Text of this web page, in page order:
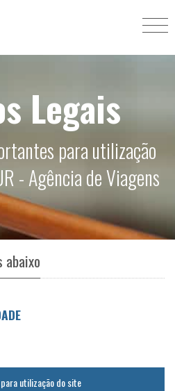
Legais
para utilização
- Agência de Viagens
abaixo
utilização do site